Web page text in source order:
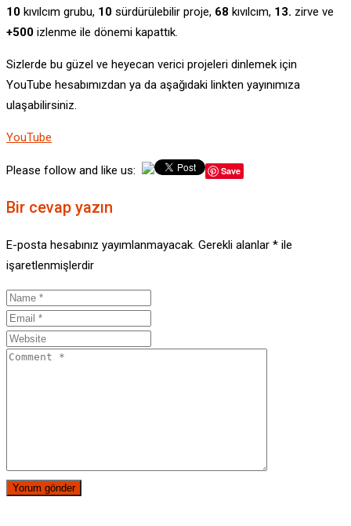
10 kıvılcım grubu, 10 sürdürülebilir proje, 68 kıvılcım, 13. zirve ve
+500 izlenme ile dönemi kapattık.
Sizlerde bu güzel ve heyecan verici projeleri dinlemek için
YouTube hesabımızdan ya da aşağıdaki linkten yayınımıza
ulaşabilirsiniz.
YouTube
Please follow and like us: Save
Bir cevap yazın
E-posta hesabınız yayımlanmayacak. Gerekli alanlar * ile
işaretlenmişlerdir